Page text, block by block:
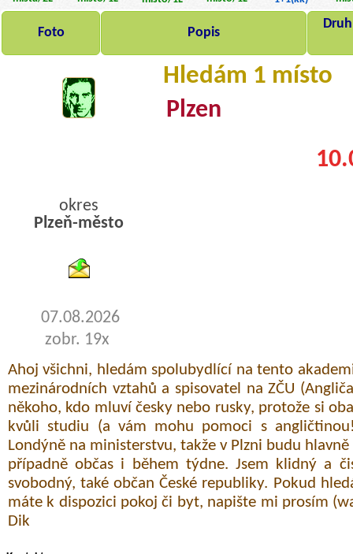
Foto Popis
Hledám 1 místo
Plzen
okres
Plzeň-město
07.08.2026
zobr. 19x
Ahoj všichni, hledám spolubydlící na tento
mezinárodních vztahů a spisovatel na ZČU
někoho, kdo mluví česky nebo rusky, protože si
kvůli studiu (a vám mohu pomoci s
Londýně na ministerstvu, takže v Plzni budu
případně občas i během týdne. Jsem klidný a
svobodný, také občan České republiky. Pokud
máte k dispozici pokoj či byt, napište mi prosím
Dik